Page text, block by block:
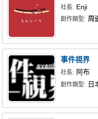
社長: Enji
創作類型: 周
事件視界
社長: 阿布
創作類型: 日